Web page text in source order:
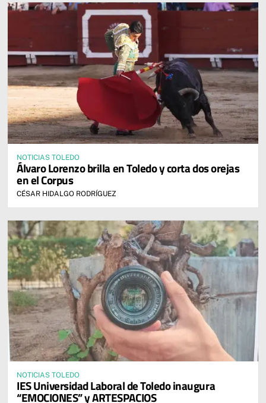
NOTICIAS TOLEDO
Álvaro Lorenzo brilla en Toledo y corta dos orejas
en el Corpus
CÉSAR HIDALGO RODRÍGUEZ
NOTICIAS TOLEDO
IES Universidad Laboral de Toledo inaugura
“EMOCIONES” y ARTESPACIOS